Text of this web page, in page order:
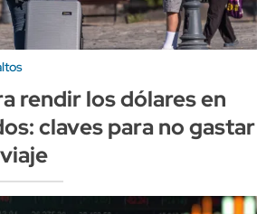
rendir los dólares en
claves para no gastar